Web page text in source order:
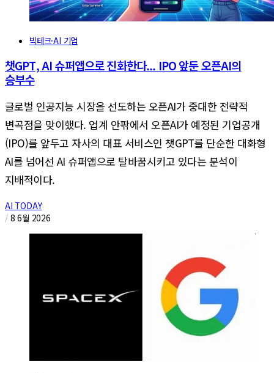
빅테크·AI 기업
챗GPT, AI 슈퍼앱으로 진화한다... IPO 앞둔 오픈AI의
승부수
글로벌 인공지능 시장을 선도하는 오픈AI가 중대한 전략적
변곡점을 맞이했다. 업계 안팎에서 오픈AI가 예정된 기업공개
(IPO)를 앞두고 자사의 대표 서비스인 챗GPT를 단순한 대화형
AI를 넘어선 AI 슈퍼앱으로 탈바꿈시키고 있다는 분석이
지배적이다.
AI TODAY
/ 8 6월 2026